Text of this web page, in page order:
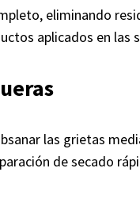
eliminando
aplicados en las
las grietas
de secado